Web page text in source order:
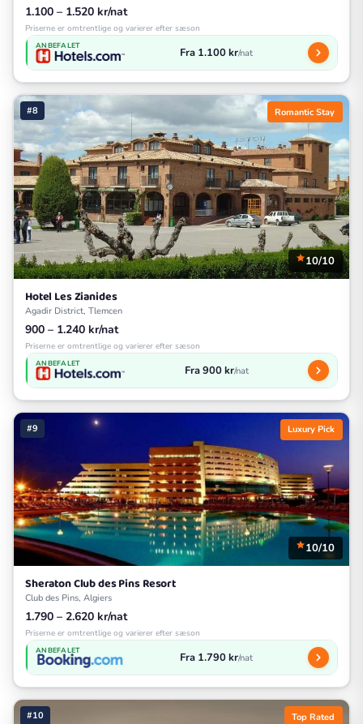
1.100 – 1.520 kr/nat
Priserne er omtrentlige og varierer efter sæson
ANBEFALET Fra 1.100 kr/nat
#8 Romantic Stay
10/10
Hotel Les Zianides
Agadir District, Tlemcen
900 – 1.240 kr/nat
Priserne er omtrentlige og varierer efter sæson
ANBEFALET Fra 900 kr/nat
#9 Luxury Pick
10/10
Sheraton Club des Pins Resort
Club des Pins, Algiers
1.790 – 2.620 kr/nat
Priserne er omtrentlige og varierer efter sæson
ANBEFALET Fra 1.790 kr/nat
#10 Top Rated